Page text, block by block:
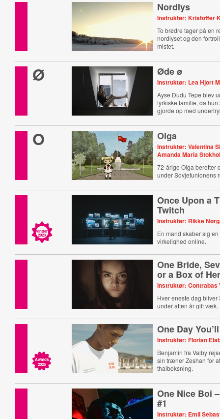
Nordlys
Instruktør: Kristoffer
To brødre tager på en
nordlyset og den
mistet.
Ø Øde ø
Instruktør: Lea Hjort
Ayse Dudu Tepe blev
tyrkiske familie, da
gjorde op med
O Olga
Instruktør: Valentina
Amanda Maria
72-årige Olga beretter
under Sovjetunionens
Vinder
2023
Once Upon a
Twitch
Instruktør: Rikke
En mand skaber sig
virkelighed online.
One Bride,
or a Box of
Instruktør: Contrabas
Hver eneste dag bliver
under atten år gift væk.
Awards
2025
One Day
Instruktør: Florian
Benjamin fra Valby
sin træner Zeshan for
thaiboksning.
One Nice Boi
#1
Instruktør: Emil